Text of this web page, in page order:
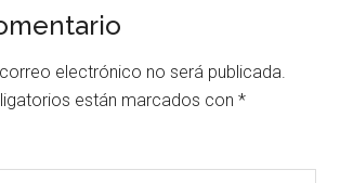
electrónico no será publicada.
están marcados con*